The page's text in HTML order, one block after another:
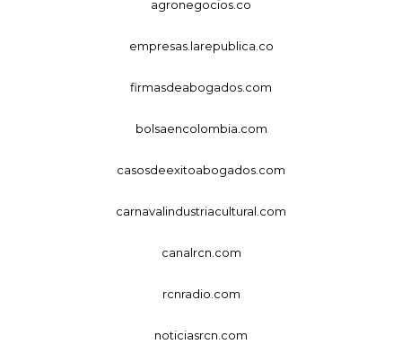
agronegocios.co
empresas.larepublica.co
firmasdeabogados.com
bolsaencolombia.com
casosdeexitoabogados.com
carnavalindustriacultural.com
canalrcn.com
rcnradio.com
noticiasrcn.com